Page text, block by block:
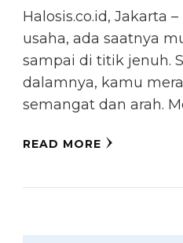
Halosis.co.id, Jakarta
usaha, ada saatnya
sampai di titik jenuh.
dalamnya, kamu
semangat dan arah.
READ MORE